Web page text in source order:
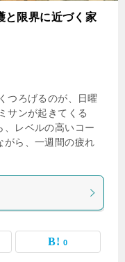
と限界に近づく家
ろげるのが、日曜
サンが起きてくる
、レベルの高いコー
がら、一週間の疲れ
0